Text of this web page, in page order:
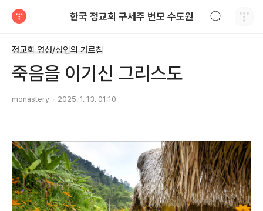
한국 정교회 구세주 변모 수도원
정교회 영성/성인의 가르침
죽음을 이기신 그리스도
monastery 2025. 1. 13. 01:10